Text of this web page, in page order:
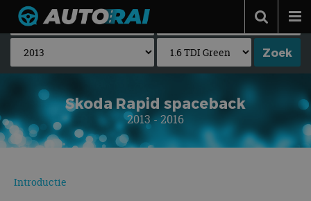
Autonieuws
Podcast
Autotests
Automerken
Adverteren
Contact
Skoda Rapid spaceback
2013 - 2016
Introductie